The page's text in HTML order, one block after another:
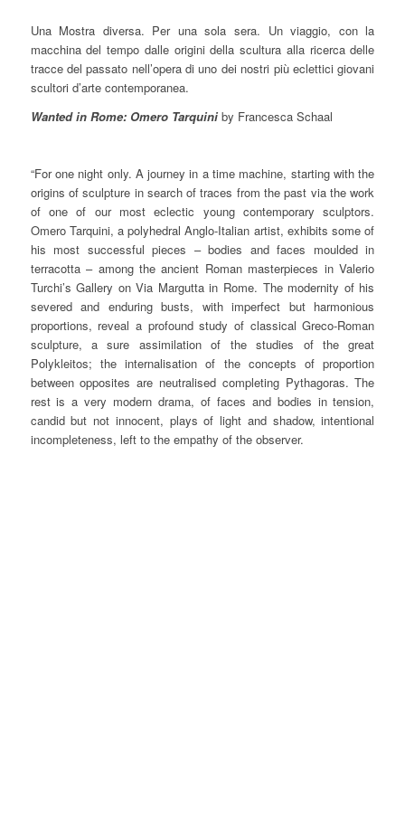
Una Mostra diversa. Per una sola sera. Un viaggio, con la
macchina del tempo dalle origini della scultura alla ricerca delle
tracce del passato nell’opera di uno dei nostri più eclettici giovani
scultori d’arte contemporanea.
Wanted in Rome: Omero Tarquini by Francesca Schaal
“For one night only. A journey in a time machine, starting with the
origins of sculpture in search of traces from the past via the work
of one of our most eclectic young contemporary sculptors.
Omero Tarquini, a polyhedral Anglo-Italian artist, exhibits some of
his most successful pieces – bodies and faces moulded in
terracotta – among the ancient Roman masterpieces in Valerio
Turchi’s Gallery on Via Margutta in Rome. The modernity of his
severed and enduring busts, with imperfect but harmonious
proportions, reveal a profound study of classical Greco-Roman
sculpture, a sure assimilation of the studies of the great
Polykleitos; the internalisation of the concepts of proportion
between opposites are neutralised completing Pythagoras. The
rest is a very modern drama, of faces and bodies in tension,
candid but not innocent, plays of light and shadow, intentional
incompleteness, left to the empathy of the observer.